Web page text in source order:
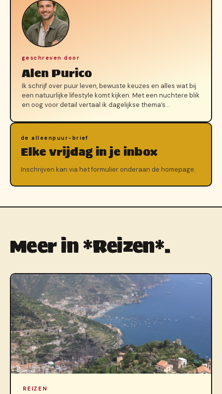
geschreven door
Alen Purico
Ik schrijf over puur leven, bewuste keuzes en alles wat bij
een natuurlijke lifestyle komt kijken. Met een nuchtere blik
en oog voor detail vertaal ik dagelijkse thema’s…
de alleenpuur-brief
Elke vrijdag in je inbox
Inschrijven kan via het formulier onderaan de homepage.
Meer in *Reizen*.
REIZEN